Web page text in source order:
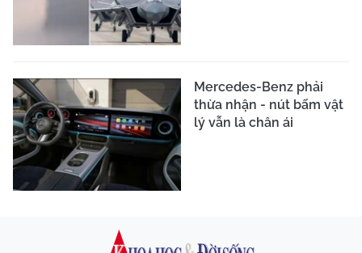
Mercedes-Benz phải
thừa nhận - nút bấm vật
lý vẫn là chân ái